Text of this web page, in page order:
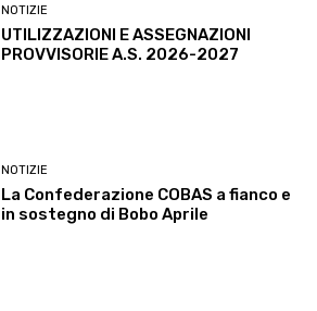
NOTIZIE
UTILIZZAZIONI E ASSEGNAZIONI
PROVVISORIE A.S. 2026-2027
NOTIZIE
La Confederazione COBAS a fianco e
in sostegno di Bobo Aprile